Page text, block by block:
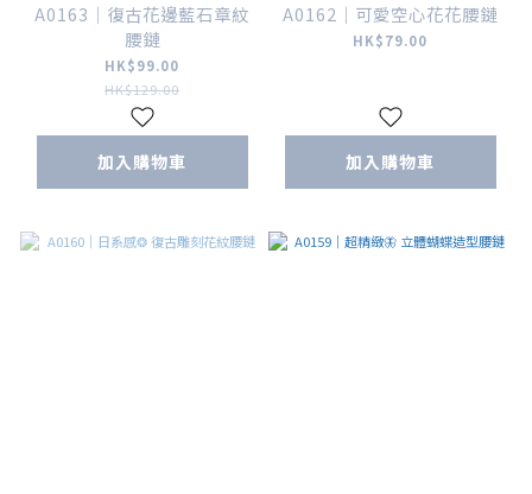
A0163｜復古花邊藍石章紋
腰鏈
HK$99.00
HK$129.00
加入購物車
A0162｜可愛空心花花腰鏈
HK$79.00
加入購物車